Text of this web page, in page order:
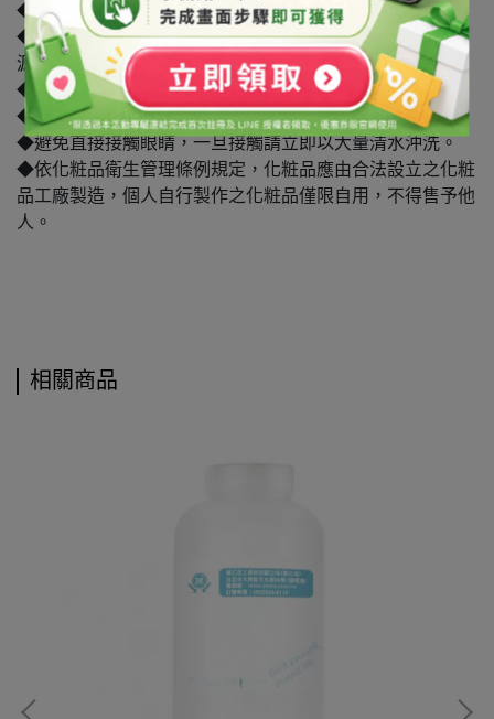
◆使用本產品前，建議請先做局部測試。
◆請避光保存於陰涼處，保持瓶蓋確實關緊，並請遠離火
源，避免孩童拿取。
◆本產品僅供外用，使用後若感不適請停止使用。
◆請依個人肌膚狀況調整產品比例或請參考相關書籍。
◆避免直接接觸眼睛，一旦接觸請立即以大量清水沖洗。
◆依化粧品衛生管理條例規定，化粧品應由合法設立之化粧
品工廠製造，個人自行製作之化粧品僅限自用，不得售予他
人。
相關商品